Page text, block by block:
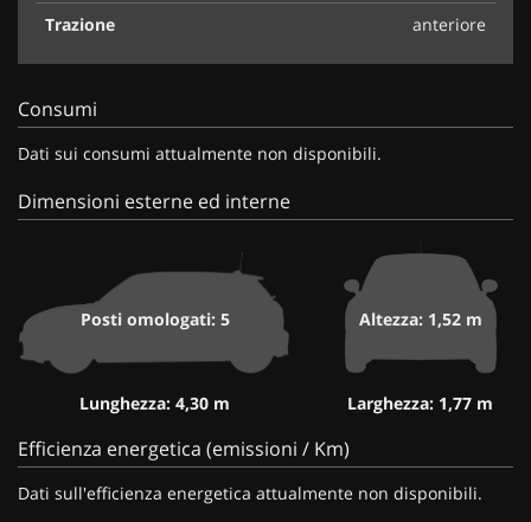
Trazione
anteriore
Consumi
Dati sui consumi attualmente non disponibili.
Dimensioni esterne ed interne
Posti omologati: 5
Lunghezza: 4,30 m
Altezza: 1,52 m
Larghezza: 1,77 m
Efficienza energetica (emissioni / Km)
Dati sull'efficienza energetica attualmente non disponibili.